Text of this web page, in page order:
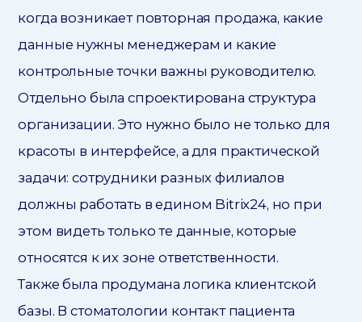
когда возникает повторная продажа, какие
данные нужны менеджерам и какие
контрольные точки важны руководителю.
Отдельно была спроектирована структура
организации. Это нужно было не только для
красоты в интерфейсе, а для практической
задачи: сотрудники разных филиалов
должны работать в едином Bitrix24, но при
этом видеть только те данные, которые
относятся к их зоне ответственности.
Также была продумана логика клиентской
базы. В стоматологии контакт пациента